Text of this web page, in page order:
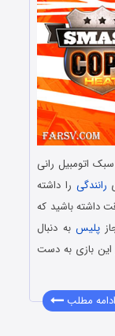
اتومبیل رانی
رانندگی را داشته
داشته باشید که
پلیس به دنبال
این بازی به دست
ادامه مطلب